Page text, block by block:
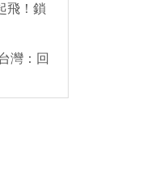
飛！鎖
灣：回